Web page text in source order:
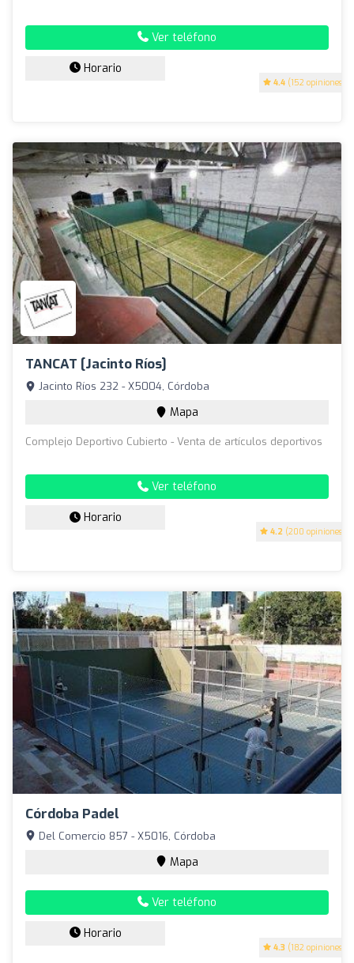
4.4 (152 opiniones)
Ver teléfono
Horario
TANCAT [Jacinto Ríos]
4.2 (200 opiniones)
Jacinto Ríos 232 - X5004, Córdoba
Mapa
Complejo Deportivo Cubierto - Venta de artículos deportivos
Ver teléfono
Horario
Córdoba Padel
4.3 (182 opiniones)
Del Comercio 857 - X5016, Córdoba
Mapa
Ver teléfono
Horario